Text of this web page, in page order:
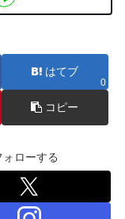
はてブ
0
コピー
ローする